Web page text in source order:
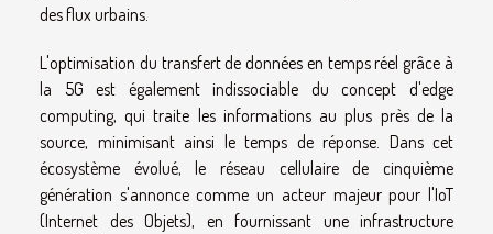
des flux urbains.
L'optimisation du transfert de données en temps réel grâce à
la 5G est également indissociable du concept d'edge
computing, qui traite les informations au plus près de la
source, minimisant ainsi le temps de réponse. Dans cet
écosystème évolué, le réseau cellulaire de cinquième
génération s'annonce comme un acteur majeur pour l'IoT
(Internet des Objets), en fournissant une infrastructure